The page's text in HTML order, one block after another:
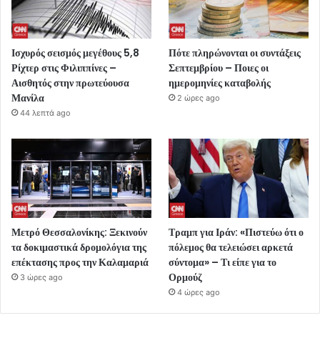
Ισχυρός σεισμός μεγέθους 5,8
Ρίχτερ στις Φιλιππίνες –
Αισθητός στην πρωτεύουσα
Μανίλα
44 λεπτά ago
Πότε πληρώνονται οι συντάξεις
Σεπτεμβρίου – Ποιες οι
ημερομηνίες καταβολής
2 ώρες ago
Μετρό Θεσσαλονίκης: Ξεκινούν
τα δοκιμαστικά δρομολόγια της
επέκτασης προς την Καλαμαριά
3 ώρες ago
Τραμπ για Ιράν: «Πιστεύω ότι ο
πόλεμος θα τελειώσει αρκετά
σύντομα» – Τι είπε για το
Ορμούζ
4 ώρες ago